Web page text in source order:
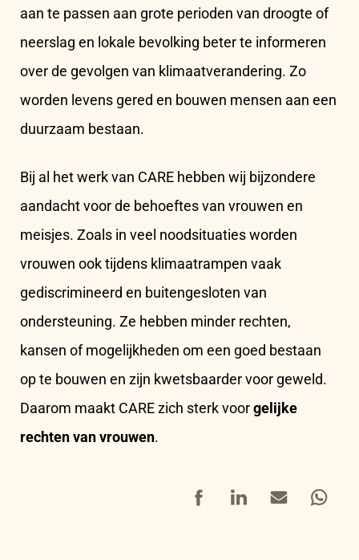
aan te passen aan grote perioden van droogte of
neerslag en lokale bevolking beter te informeren
over de gevolgen van klimaatverandering. Zo
worden levens gered en bouwen mensen aan een
duurzaam bestaan.
Bij al het werk van CARE hebben wij bijzondere
aandacht voor de behoeftes van vrouwen en
meisjes. Zoals in veel noodsituaties worden
vrouwen ook tijdens klimaatrampen vaak
gediscrimineerd en buitengesloten van
ondersteuning. Ze hebben minder rechten,
kansen of mogelijkheden om een goed bestaan
op te bouwen en zijn kwetsbaarder voor geweld.
Daarom maakt CARE zich sterk voorgelijke
rechten van vrouwen.
FacebookLinkedInMail